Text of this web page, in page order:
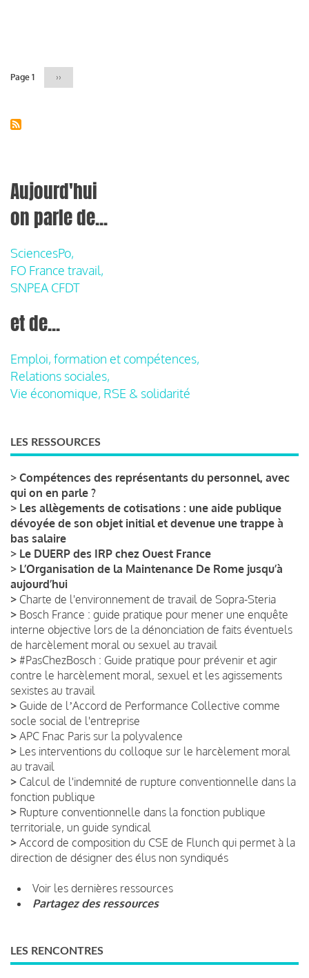
Page 1
Page
››
Aujourd'hui
on parle de...
SciencesPo,
FO France travail,
SNPEA CFDT
et de...
Emploi, formation et compétences,
Relations sociales,
Vie économique, RSE & solidarité
LES RESSOURCES
> Compétences des représentants du personnel, avec
qui on en parle ?
> Les allègements de cotisations : une aide publique
dévoyée de son objet initial et devenue une trappe à
bas salaire
> Le DUERP des IRP chez Ouest France
> L’Organisation de la Maintenance De Rome jusqu’à
aujourd’hui
> Charte de l'environnement de travail de Sopra-Steria
> Bosch France : guide pratique pour mener une enquête
interne objective lors de la dénonciation de faits éventuels
de harcèlement moral ou sexuel au travail
> #PasChezBosch : Guide pratique pour prévenir et agir
contre le harcèlement moral, sexuel et les agissements
sexistes au travail
> Guide de lʼAccord de Performance Collective comme
socle social de l'entreprise
> APC Fnac Paris sur la polyvalence
> Les interventions du colloque sur le harcèlement moral
au travail
> Calcul de l'indemnité de rupture conventionnelle dans la
fonction publique
> Rupture conventionnelle dans la fonction publique
territoriale, un guide syndical
> Accord de composition du CSE de Flunch qui permet à la
direction de désigner des élus non syndiqués
Voir les dernières ressources
Partagez des ressources
LES RENCONTRES